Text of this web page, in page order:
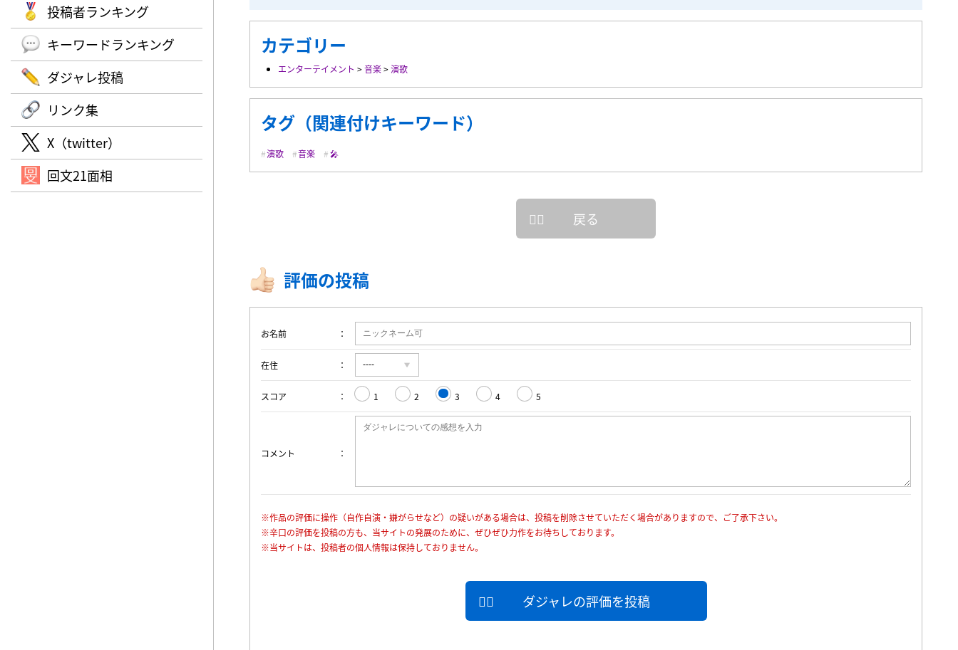
投稿者ランキング
キーワードランキング
ダジャレ投稿
リンク集
X（twitter）
回文21面相
カテゴリー
エンターテイメント >音楽>演歌
タグ（関連付けキーワード）
演歌 音楽 🎤
戻る
評価の投稿
お名前
在住
スコア 1 2 3 4 5
コメント
※作品の評価に操作（自作自演・嫌がらせなど）の疑いがある場合は、投稿を削除させていただく場合がありますので、ご了承下さい。
※辛口の評価を投稿の方も、当サイトの発展のために、ぜひぜひ力作をお待ちしております。
※当サイトは、投稿者の個人情報は保持しておりません。
ダジャレの評価を投稿